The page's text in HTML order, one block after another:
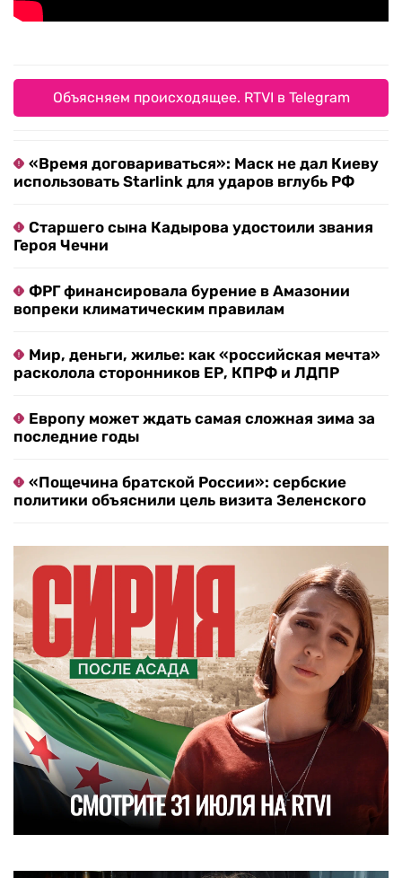
Объясняем происходящее. RTVI в Telegram
«Время договариваться»: Маск не дал Киеву
использовать Starlink для ударов вглубь РФ
Старшего сына Кадырова удостоили звания
Героя Чечни
ФРГ финансировала бурение в Амазонии
вопреки климатическим правилам
Мир, деньги, жилье: как «российская мечта»
расколола сторонников ЕР, КПРФ и ЛДПР
Европу может ждать самая сложная зима за
последние годы
«Пощечина братской России»: сербские
политики объяснили цель визита Зеленского